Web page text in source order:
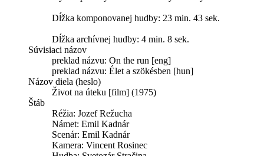
Dĺžka komponovanej hudby: 23 min. 43 sek.
Dĺžka archívnej hudby: 4 min. 8 sek.
Súvisiaci názov
preklad názvu: On the run [eng]
preklad názvu: Élet a szökésben [hun]
Názov diela (heslo)
Život na úteku [film] (1975)
Štáb
Réžia: Jozef Režucha
Námet: Emil Kadnár
Scenár: Emil Kadnár
Kamera: Vincent Rosinec